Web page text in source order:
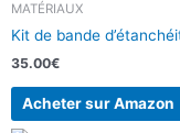
MATÉRIAUX
Kit de bande
35.00€
Acheter sur Amazon